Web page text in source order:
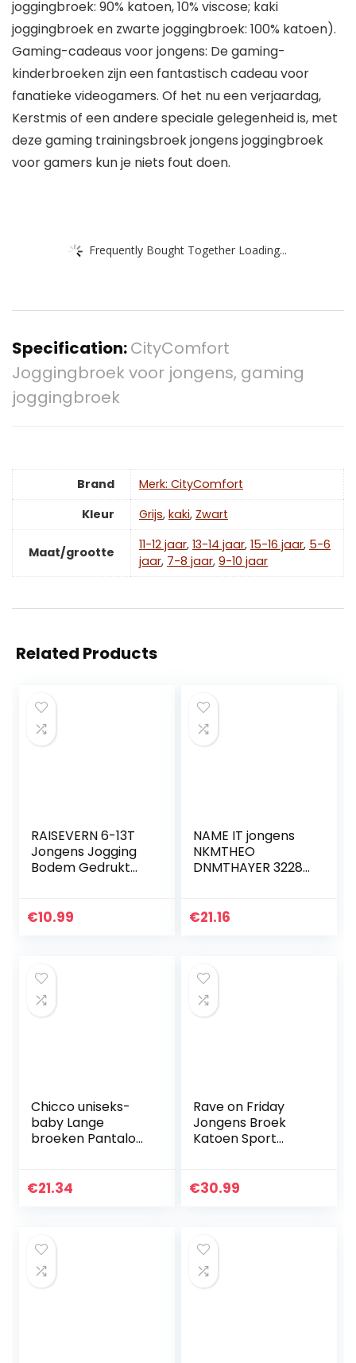
joggingbroek: 90% katoen, 10% viscose; kaki
joggingbroek en zwarte joggingbroek: 100% katoen).
Gaming-cadeaus voor jongens: De gaming-
kinderbroeken zijn een fantastisch cadeau voor
fanatieke videogamers. Of het nu een verjaardag,
Kerstmis of een andere speciale gelegenheid is, met
deze gaming trainingsbroek jongens joggingbroek
voor gamers kun je niets fout doen.
Frequently Bought Together Loading...
Specification:CityComfort
Joggingbroek voor jongens, gaming
joggingbroek
Brand
Merk: CityComfort
Kleur
Grijs, kaki, ‎Zwart
Maat/grootte 11-12 jaar, 13-14 jaar, 15-16 jaar, 5-6
jaar, 7-8 jaar, 9-10 jaar
Related Products
RAISEVERN 6-13T
Jongens Jogging
Bodem Gedrukt
Joggers 3D Baggy
€10.99
NAME IT jongens
NKMTHEO
DNMTHAYER 3228
DNMTHAYER 3228
€21.16
Chicco uniseks-
baby Lange
broeken Pantaloni
€21.34
Rave on Friday
Jongens Broek
Katoen Sport
Lichtgewicht
€30.99